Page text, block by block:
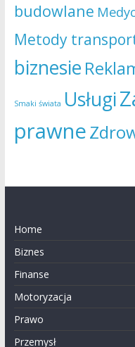
budowlane
Metody
biznesie
Smaki świata Usługi
prawne
Home
Biznes
Finanse
Motoryzacja
Prawo
Przemysł